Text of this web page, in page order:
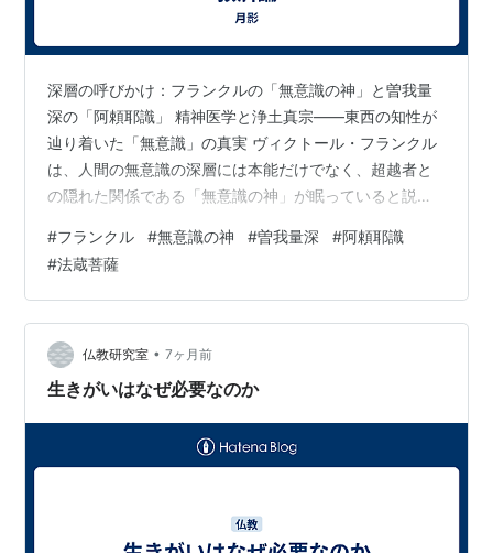
深層の呼びかけ：フランクルの「無意識の神」と曽我量
深の「阿頼耶識」 精神医学と浄土真宗――東西の知性が
辿り着いた「無意識」の真実 ヴィクトール・フランクル
は、人間の無意識の深層には本能だけでなく、超越者と
の隠れた関係である「無意識の神」が眠っていると説き
量深は、唯識の極みとして「法蔵菩薩は阿頼耶識（あら
やしき）なり」という驚くべき洞察を残しました。 この
二つの思想は、現代を生きる私たちの「絶望」をどのよ
うに「救済」へと導くのでしょうか。学術的批判を超え
て、実存の地平で共鳴する両者の共通点を紐解きます。
1. 「無意識」はゴミ捨て場ではない フロ…
#フランクル #無意識の神 #曽我量深 #阿頼耶識
#法蔵菩薩
仏教研究室 • 7ヶ月前
生きがいはなぜ必要なのか